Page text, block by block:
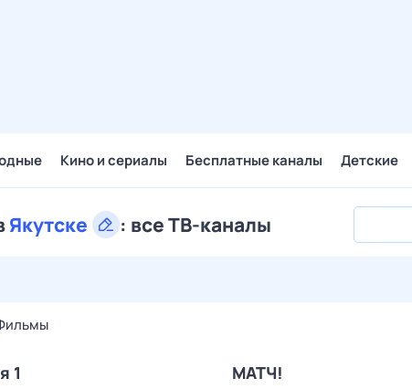
Кино и сериалы Бесплатные каналы Детские
Якутске : все ТВ-каналы
1 МАТЧ!